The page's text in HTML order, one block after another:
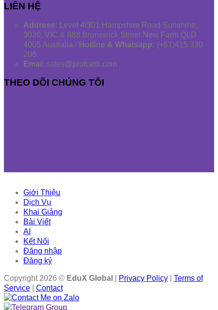
LIÊN HỆ
Address: Level 4/301 Hampshire Road Sunshine,
3020, VIC & 888 Brunswick Street New Farm QLD
4005 Australia / Hotline & Whatsapp: (+61)415 330
206
Emai: sales@profcerti.com
THEO DÕI CHÚNG TÔI
Giới Thiệu
Dịch Vụ
Khai Giảng
Bài Viết
AI
Kết Nối
Đăng nhập
Đăng ký
Copyright 2026 © EduX Global Privacy Policy
Terms of
Service
Contact